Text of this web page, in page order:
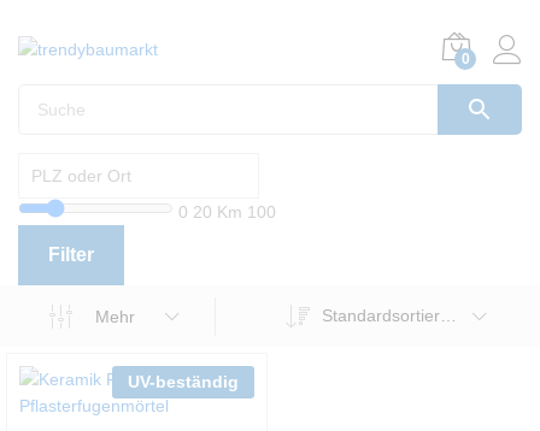
0
0 20 Km 100
Filter
Mehr
UV-beständig